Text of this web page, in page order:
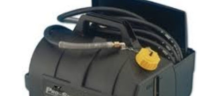
à
$105.00